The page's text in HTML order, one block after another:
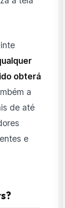
obterá
a
de até
e